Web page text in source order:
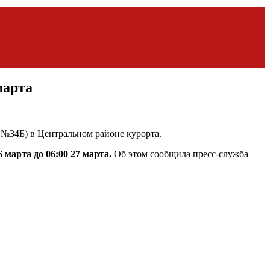
в Центральном районе курорта.
марта до 06:00 27 марта. Об этом сообщила пресс-служба